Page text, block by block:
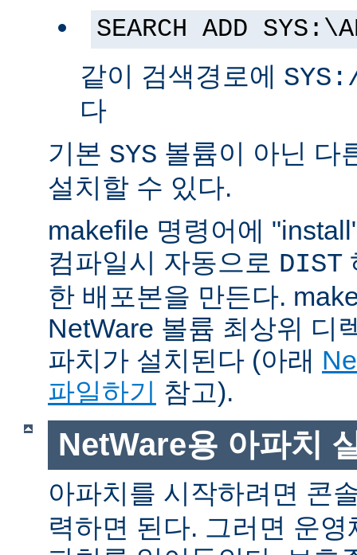
SEARCH ADD
같이 검색경로에
다
기본 SYS 볼륨이 아닌 다
설치할 수 있다.
makefile 명령어에
컴파일시 자동으로 DIST
한 배포본을 만든다.
NetWare 볼륨 최상위 디
파치가 설치된다 (아래
파일하기
참고).
NetWare용 아파치
아파치를 시작하려면 콘
력하면 된다. 그러면 운